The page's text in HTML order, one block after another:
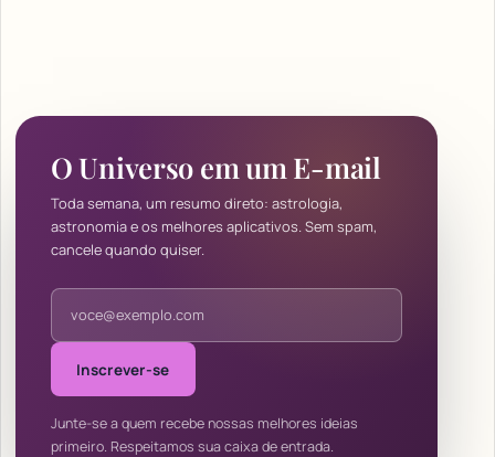
O Universo em um E-mail
Toda semana, um resumo direto: astrologia,
astronomia e os melhores aplicativos. Sem spam,
cancele quando quiser.
Endereço de e-mail
Inscrever-se
Junte-se a quem recebe nossas melhores ideias
primeiro. Respeitamos sua caixa de entrada.